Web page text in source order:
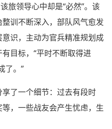
旅领导心中却是“必然”。该
训不断深入，部队风气愈发
识，主动为官兵精准规划成
目标，“平时不断取得进
了。”
了一个细节：过去有段时
，一些战友会产生忧虑，生